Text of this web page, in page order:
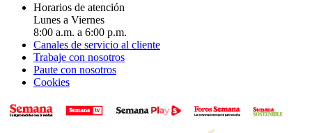
Horarios de atención
Lunes a Viernes
8:00 a.m. a 6:00 p.m.
Canales de servicio al cliente
Trabaje con nosotros
Paute con nosotros
Cookies